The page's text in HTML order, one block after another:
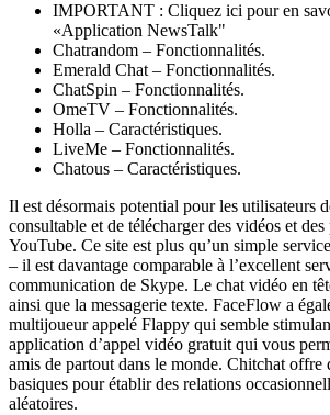
IMPORTANT : Cliquez ici pour en
«Application NewsTalk"
Chatrandom – Fonctionnalités.
Emerald Chat – Fonctionnalités.
ChatSpin – Fonctionnalités.
OmeTV – Fonctionnalités.
Holla – Caractéristiques.
LiveMe – Fonctionnalités.
Chatous – Caractéristiques.
Il est désormais potential pour les utilisateurs
consultable et de télécharger des vidéos et
YouTube. Ce site est plus qu’un simple
– il est davantage comparable à l’excellent
communication de Skype. Le chat vidéo en
ainsi que la messagerie texte. FaceFlow a
multijoueur appelé Flappy qui semble
application d’appel vidéo gratuit qui vous
amis de partout dans le monde. Chitchat offre
basiques pour établir des relations
aléatoires.